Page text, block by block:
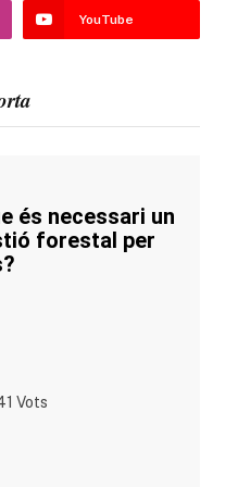
YouTube
és necessari un
forestal per
Vots